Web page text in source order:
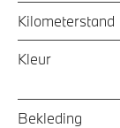
Kilometerstand
Kleur
Bekleding